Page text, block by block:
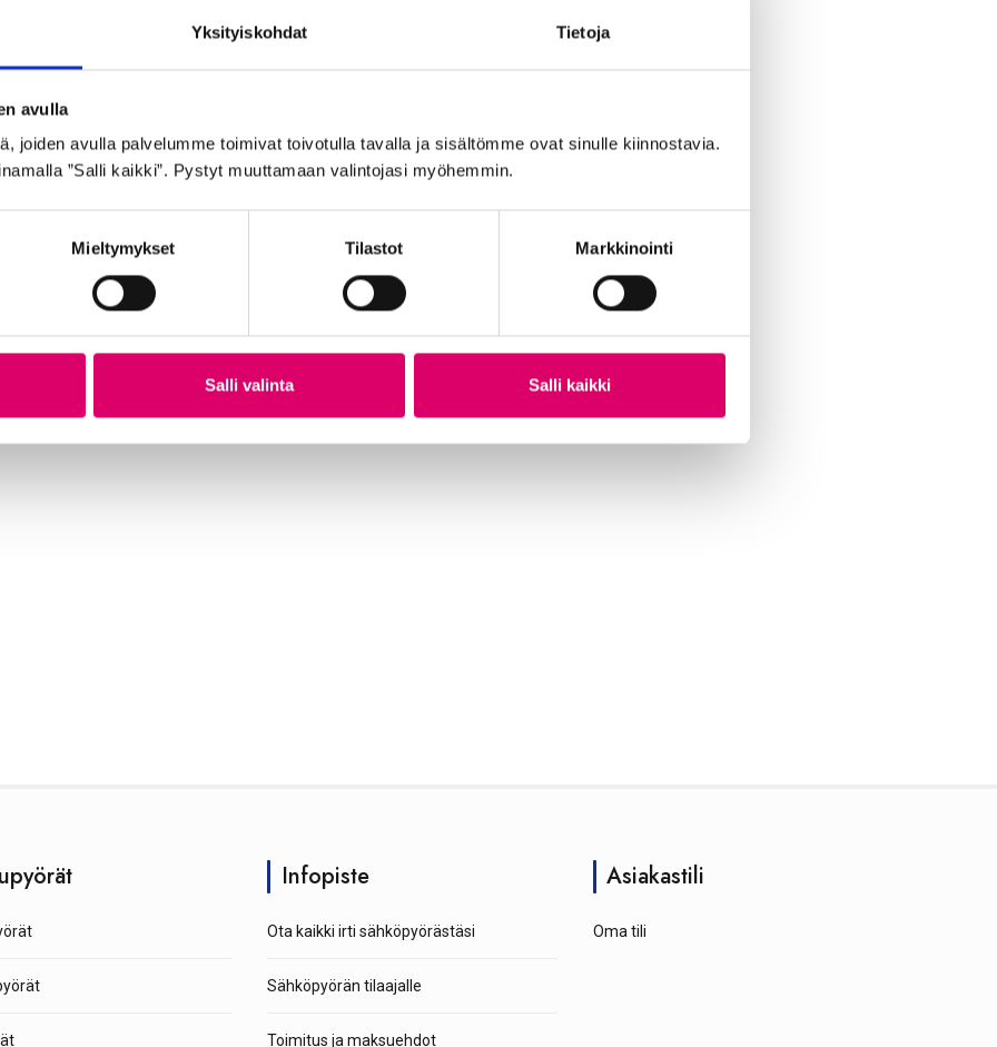
Yksityiskohdat Tietoja
avulla
joiden avulla palvelumme toimivat toivotulla tavalla ja sisältömme ovat sinulle kiinnostavia.
”Salli kaikki”. Pystyt muuttamaan valintojasi myöhemmin.
Mieltymykset Tilastot Markkinointi
Salli valinta Salli kaikki
Infopiste
Ota kaikki irti sähköpyörästäsi
Sähköpyörän tilaajalle
Toimitus ja maksuehdot
Asiakastili
Oma tili